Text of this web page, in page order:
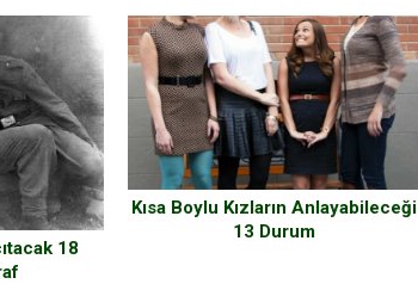
18
Kısa Boylu Kızların Anlayabileceği
13 Durum